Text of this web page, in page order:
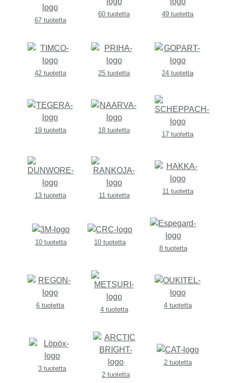
67 tuotetta
60 tuotetta 49 tuotetta
42 tuotetta 25 tuotetta 24 tuotetta
19 tuotetta 18 tuotetta
17 tuotetta
13 tuotetta 11 tuotetta
11 tuotetta
10 tuotetta
10 tuotetta
8 tuotetta
6 tuotetta
4 tuotetta
4 tuotetta
3 tuotetta
2 tuotetta
2 tuotetta